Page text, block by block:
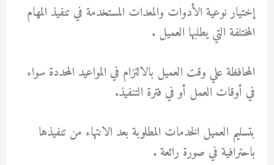
إختيار نوعية الأدوات والمعدات المستخدمة في تنفيذ المهام
المختلفة التي يطلبها العميل .
المحافظة علي وقت العميل بالالتزام في المواعيد المحددة سواء
في أوقات العمل أو في فترة التنفيذ.
بتسليم العميل الخدمات المطلوبة بعد الانتهاء من تنفيذها
باحترافية في صورة رائعة .